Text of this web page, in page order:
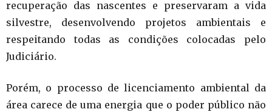
recuperação das nascentes e preservaram a vida
silvestre, desenvolvendo projetos ambientais e
respeitando todas as condições colocadas pelo
Judiciário.
Porém, o processo de licenciamento ambiental da
área carece de uma energia que o poder público não